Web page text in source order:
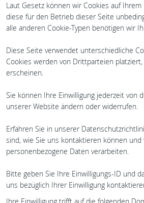
Laut Gesetz können wir Cookies auf
diese für den Betrieb dieser Seite
alle anderen Cookie-Typen benötigen wir
Diese Seite verwendet unterschiedliche
Cookies werden von Drittparteien
erscheinen.
Sie können Ihre Einwilligung jederzeit von
unserer Website ändern oder widerrufen.
Erfahren Sie in unserer
sind, wie Sie uns kontaktieren können und
personenbezogene Daten verarbeiten.
Bitte geben Sie Ihre Einwilligungs-ID und
uns bezüglich Ihrer Einwilligung